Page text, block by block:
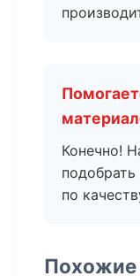
Конечно!
по
Похожие